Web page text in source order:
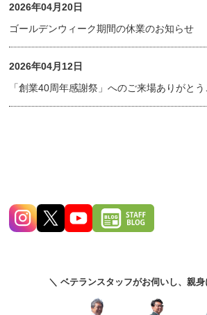
2026年04月20日
ゴールデンウィーク期間の休業のお知らせ
2026年04月12日
「創業40周年感謝祭」へのご来場ありがとう
＼ ベテランスタッフがお伺いし、親